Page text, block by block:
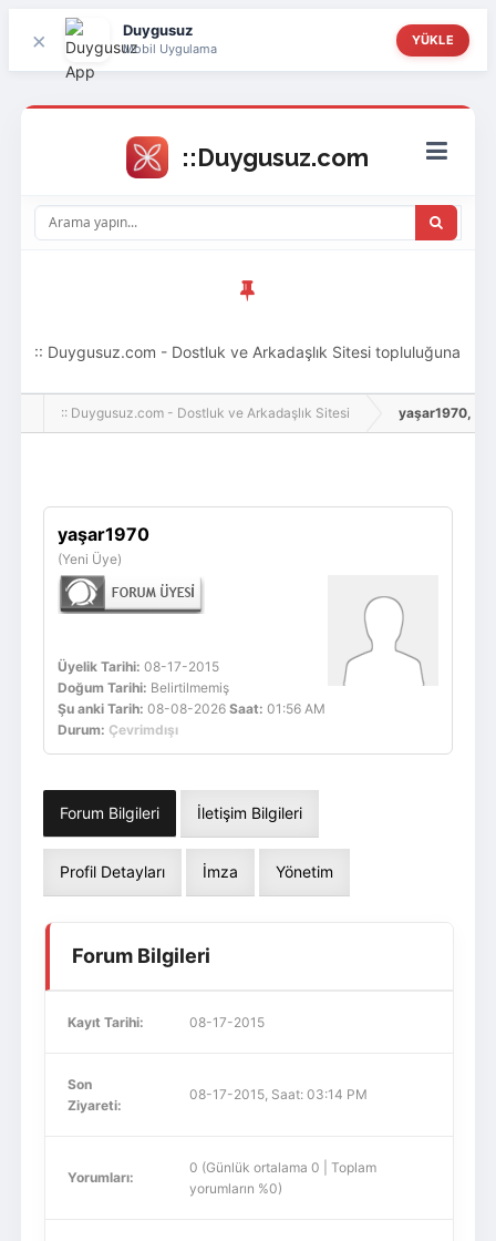
× Duygusuz
Mobil Uygulama
YÜKLE
:: Duygusuz.com - Dostluk ve Arkadaşlık Sitesi topluluğuna
hoş geldin ziyaretçi! Aramıza katılmak istersen kayıt
:: Duygusuz.com - Dostluk ve Arkadaşlık Sitesi yaşar1970,
yaşar1970
(Yeni Üye)
Üyelik Tarihi: 08-17-2015
Doğum Tarihi: Belirtilmemiş
Şu anki Tarih: 08-08-2026 Saat: 01:56 AM
Durum: Çevrimdışı
Forum Bilgileri İletişim Bilgileri
Profil Detayları İmza Yönetim
Forum Bilgileri
Kayıt Tarihi: 08-17-2015
Son
Ziyareti:
08-17-2015, Saat: 03:14 PM
Yorumları:
0 (Günlük ortalama 0 | Toplam
yorumların %0)